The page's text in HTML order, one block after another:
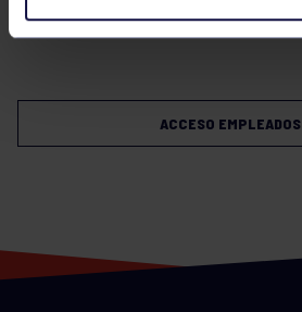
FAQ Control Accesos
ACCESO EMPLEADOS